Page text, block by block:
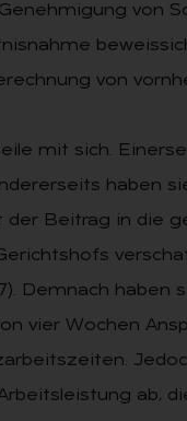
von
von
mit sich.
haben
Beitrag in die
Demnach haben
vier Wochen
ab,